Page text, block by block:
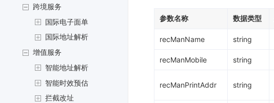
跨境服务
国际电子面单
国际地址解析
增值服务
智能地址解析
智能时效预估
拦截改址
参数名称 数据类型
recManName string
recManMobile string
recManPrintAddr string